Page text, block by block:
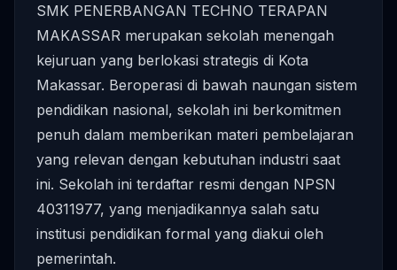
SMK PENERBANGAN TECHNO TERAPAN
MAKASSAR merupakan sekolah menengah
kejuruan yang berlokasi strategis di Kota
Makassar. Beroperasi di bawah naungan sistem
pendidikan nasional, sekolah ini berkomitmen
penuh dalam memberikan materi pembelajaran
yang relevan dengan kebutuhan industri saat
ini. Sekolah ini terdaftar resmi dengan NPSN
40311977, yang menjadikannya salah satu
institusi pendidikan formal yang diakui oleh
pemerintah.